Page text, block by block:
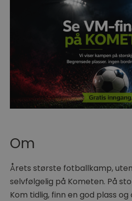
Om
Årets største fotballkamp,
selvfølgelig på Kometen. På
Kom tidlig, finn en god plass